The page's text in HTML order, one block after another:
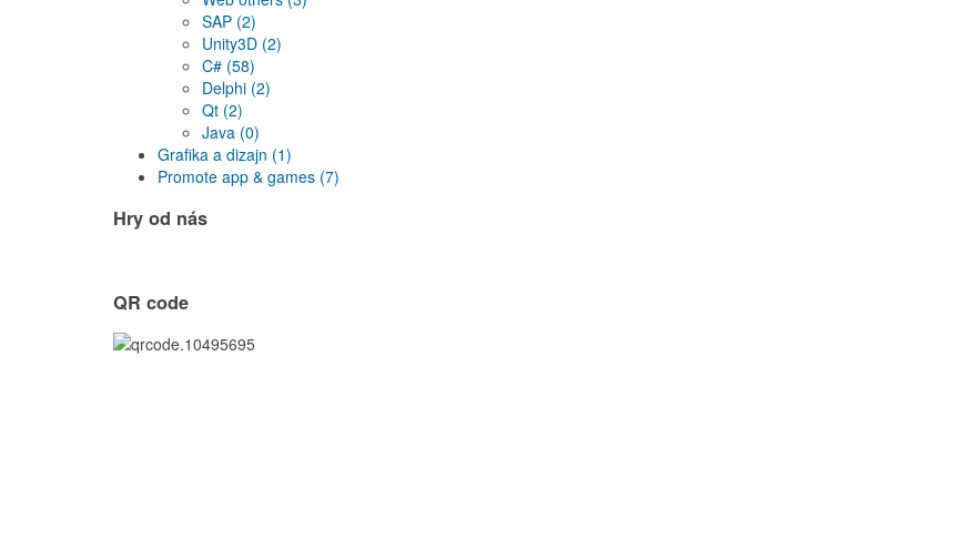
SAP (2)
Unity3D (2)
C# (58)
Delphi (2)
Qt (2)
Java (0)
Grafika a dizajn (1)
Promote app & games (7)
Hry od nás
QR code